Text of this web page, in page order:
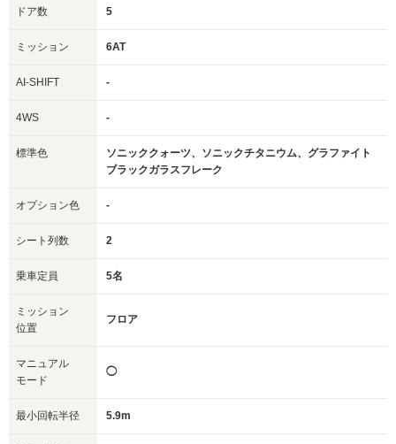
ドア数 5
ミッション 6AT
AI-SHIFT -
4WS -
標準色
ソニッククォーツ、ソニックチタニウム、グラファイト
ブラックガラスフレーク
オプション色 -
シート列数 2
乗車定員 5名
ミッション
位置
フロア
マニュアル
モード
◯
最小回転半径 5.9m